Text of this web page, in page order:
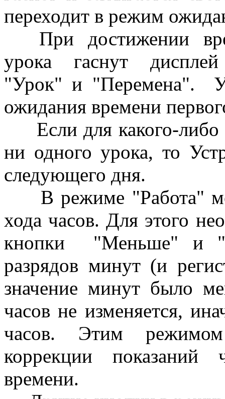
переходит в режим
При достижении
урока гаснут
"Урок" и "Перемена".
ожидания времени
Если для какого-либо
ни одного урока, то
следующего дня.
В режиме "Работа"
хода часов. Для этого
кнопки "Меньше" и
разрядов минут (и
значение минут было
часов не изменяется,
часов. Этим режимом
коррекции показаний
времени.